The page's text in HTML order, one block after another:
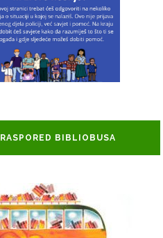
RASPORED BIBLIOBUSA